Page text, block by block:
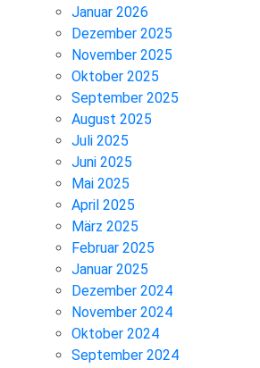
Januar 2026
Dezember 2025
November 2025
Oktober 2025
September 2025
August 2025
Juli 2025
Juni 2025
Mai 2025
April 2025
März 2025
Februar 2025
Januar 2025
Dezember 2024
November 2024
Oktober 2024
September 2024